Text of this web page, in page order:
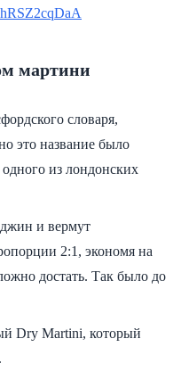
мартини
словаря,
это название было
из лондонских
и вермут
2:1, экономя на
достать. Так было до
Dry Martini, который